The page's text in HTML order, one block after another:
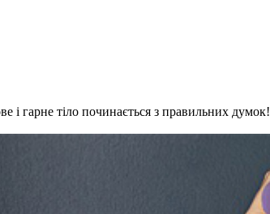
і гарне тіло починається з правильних думок!